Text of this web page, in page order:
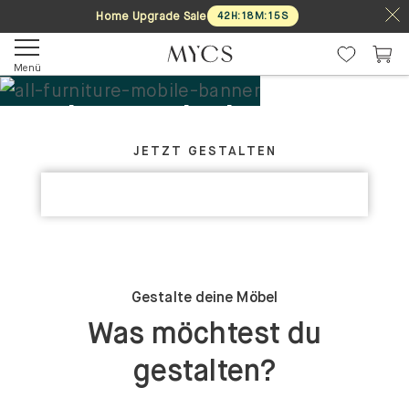
Home Upgrade Sale 42H:18 M: 15S
Menü
Deine Möbel. Dein
Design.JETZT GESTALTEN
Gestalte deine Möbel
Was möchtest du
gestalten?